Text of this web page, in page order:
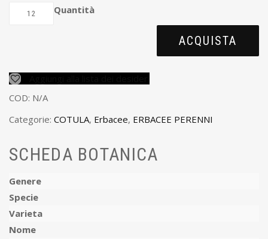
Quantità
ACQUISTA
COD: N/A
Categorie: COTULA, Erbacee, ERBACEE PERENNI
SCHEDA BOTANICA
Genere
Specie
Varieta
Nome